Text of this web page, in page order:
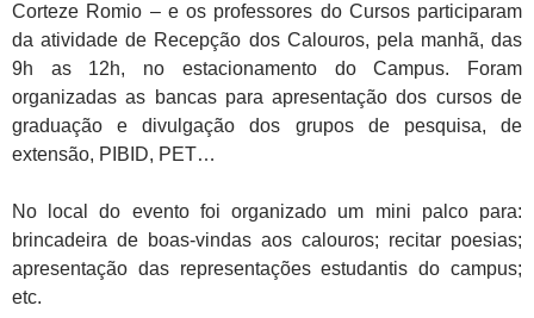
Corteze Romio – e os professores do Cursos participaram
da atividade de Recepção dos Calouros, pela manhã, das
9h as 12h, no estacionamento do Campus. Foram
organizadas as bancas para apresentação dos cursos de
graduação e divulgação dos grupos de pesquisa, de
extensão, PIBID, PET…
No local do evento foi organizado um mini palco para:
brincadeira de boas-vindas aos calouros; recitar poesias;
apresentação das representações estudantis do campus;
etc.